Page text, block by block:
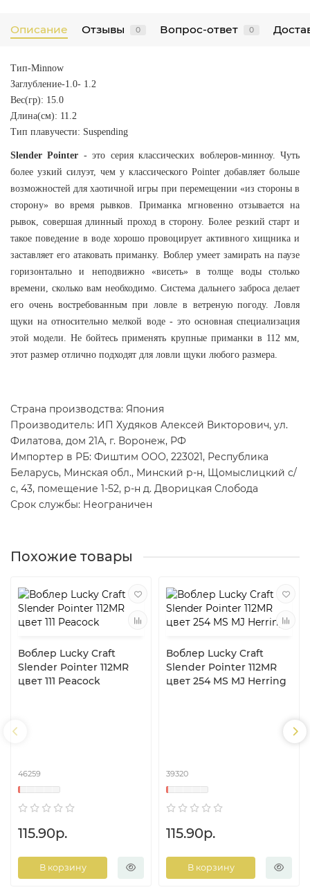
Описание Отзывы 0 Вопрос-ответ 0
Тип-Minnow
Заглубление-1.0- 1.2
Вес(гр): 15.0
Длина(см): 11.2
Тип плавучести: Suspending
Slender Pointer - это серия классических воблеров-минноу. Чуть
более узкий силуэт, чем у классического Pointer добавляет больше
возможностей для хаотичной игры при перемещении «из стороны в
сторону» во время рывков. Приманка мгновенно отзывается на
рывок, совершая длинный проход в сторону. Более резкий старт и
такое поведение в воде хорошо провоцирует активного хищника и
заставляет его атаковать приманку. Воблер умеет замирать на паузе
горизонтально и неподвижно «висеть» в толще воды столько
времени, сколько вам необходимо. Система дальнего заброса делает
его очень востребованным при ловле в ветреную погоду. Ловля
щуки на относительно мелкой воде - это основная специализация
этой модели. Не бойтесь применять крупные приманки в 112 мм,
этот размер отлично подходят для ловли щуки любого размера.
Страна производства: Япония
Производитель: ИП Худяков Алексей Викторович, ул.
Филатова, дом 21А, г. Воронеж, РФ
Импортер в РБ: Фиштим ООО, 223021, Республика
Беларусь, Минская обл., Минский р-н, Щомыслицкий с/
с, 43, помещение 1-52, р-н д. Дворицкая Слобода
Срок службы: Неограничен
Похожие товары
Воблер Lucky Craft
Slender Pointer 112MR
цвет 111 Peacock
46259
115.90р.
В корзину
Воблер Lucky Craft
Slender Pointer 112MR
цвет 254 MS MJ Herring
39320
115.90р.
В корзину